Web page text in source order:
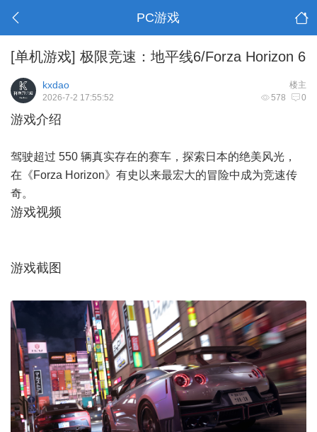
PC游戏
[单机游戏] 极限竞速：地平线6/Forza Horizon 6
楼主
kxdao
578 0
2026-7-2 17:55:52
游戏介绍
驾驶超过 550 辆真实存在的赛车，探索日本的绝美风光，
在《Forza Horizon》有史以来最宏大的冒险中成为竞速传
奇。
游戏视频
游戏截图